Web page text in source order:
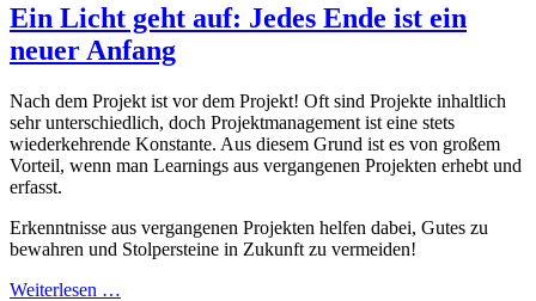
Ein Licht geht auf: Jedes Ende ist ein
neuer Anfang
Nach dem Projekt ist vor dem Projekt! Oft sind Projekte inhaltlich
sehr unterschiedlich, doch Projektmanagement ist eine stets
wiederkehrende Konstante. Aus diesem Grund ist es von großem
Vorteil, wenn man Learnings aus vergangenen Projekten erhebt und
erfasst.
Erkenntnisse aus vergangenen Projekten helfen dabei, Gutes zu
bewahren und Stolpersteine in Zukunft zu vermeiden!
Weiterlesen …